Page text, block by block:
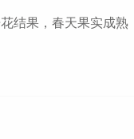
结果，春天果实成熟